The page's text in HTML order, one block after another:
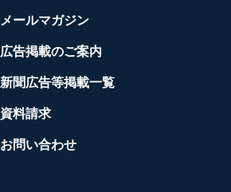
メールマガジン
広告掲載のご案内
新聞広告等掲載一覧
資料請求
お問い合わせ